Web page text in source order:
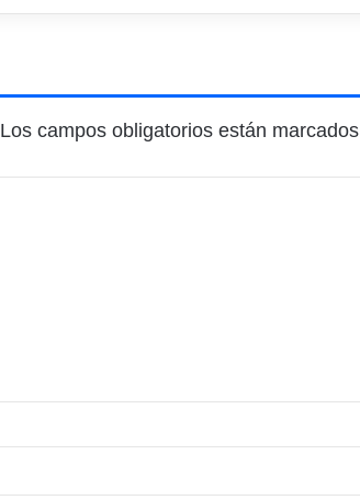
Los campos obligatorios están marcados